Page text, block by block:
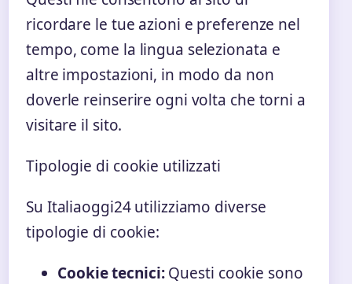
ricordare le tue azioni e preferenze nel
tempo, come la lingua selezionata e
altre impostazioni, in modo da non
doverle reinserire ogni volta che torni a
visitare il sito.
Tipologie di cookie utilizzati
Su Italiaoggi24 utilizziamo diverse
tipologie di cookie:
Cookie tecnici:Questi cookie sono